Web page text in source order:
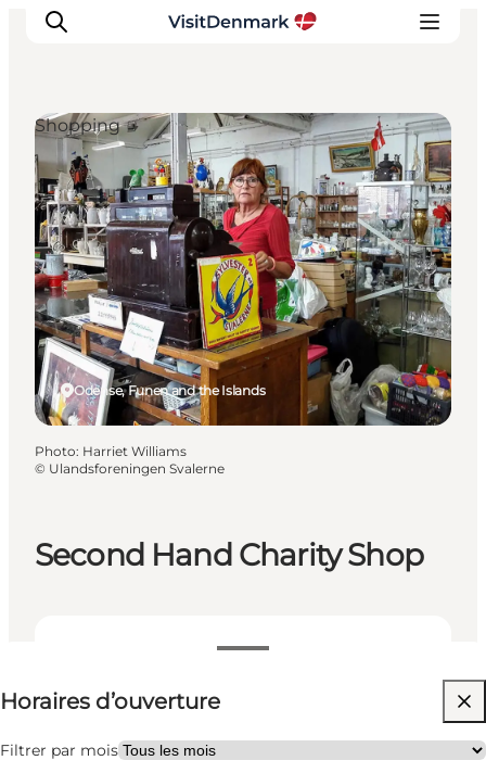
Inspirations
Destinations
Quoi faire
Hébergements
Planifiez votre voyage
Second Hand Charity Shop
Voir les horaires d’ouverture
Horaires d’ouverture
Filtrer par mois
Visiter le site web
Myself, Friends, My partner
Odense, Funen and the Islands
Shopping
Photo: Harriet Williams
© Ulandsforeningen Svalerne